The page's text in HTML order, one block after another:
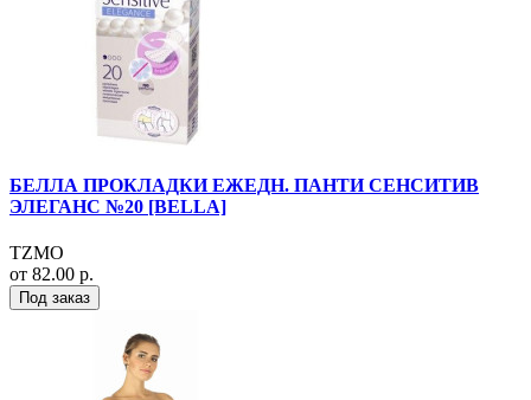
БЕЛЛА ПРОКЛАДКИ ЕЖЕДН. ПАНТИ СЕНСИТИВ
ЭЛЕГАНС №20 [BELLA]
TZMO
от 82.00 р.
Под заказ